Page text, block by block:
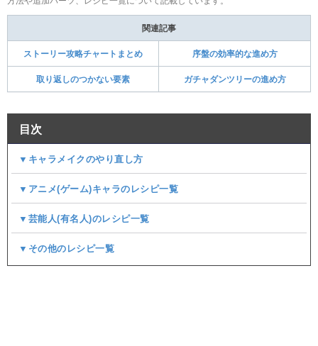
関連記事
ストーリー攻略チャートまとめ 序盤の効率的な進め方
取り返しのつかない要素 ガチャダンツリーの進め方
目次
▼キャラメイクのやり直し方
▼アニメ(ゲーム)キャラのレシピ一覧
▼芸能人(有名人)のレシピ一覧
▼その他のレシピ一覧